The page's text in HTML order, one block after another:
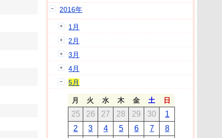
2016年
1月
2月
3月
4月
5月
月 火 水 木 金 土 日
25 26 27 28 29 30
1
2
3 4 5 6 7
8